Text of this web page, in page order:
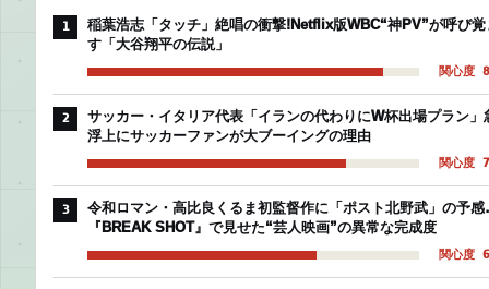
1
稲葉浩志「タッチ」絶唱の衝撃!Netflix版WBC“神PV”が呼び覚
す「大谷翔平の伝説」
関心度
2
サッカー・イタリア代表「イランの代わりにW杯出場プラン」
浮上にサッカーファンが大ブーイングの理由
関心度
3
令和ロマン・高比良くるま初監督作に「ポスト北野武」の予
『BREAK SHOT』で見せた“芸人映画”の異常な完成度
関心度